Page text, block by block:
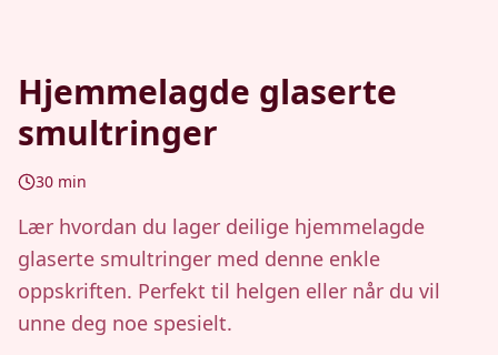
Hjemmelagde glaserte
smultringer
30 min
Lær hvordan du lager deilige hjemmelagde
glaserte smultringer med denne enkle
oppskriften. Perfekt til helgen eller når du vil
unne deg noe spesielt.